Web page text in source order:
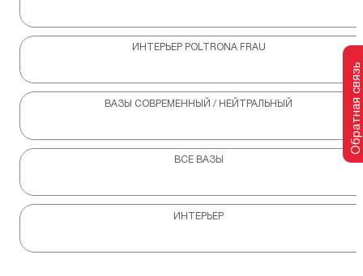
ИНТЕРЬЕР POLTRONA FRAU
ВАЗЫ СОВРЕМЕННЫЙ / НЕЙТРАЛЬНЫЙ
ВСЕ ВАЗЫ
ИНТЕРЬЕР
Обратная связь